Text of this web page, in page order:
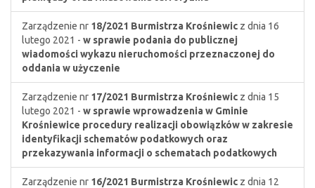
Zarządzenie nr 18/2021 Burmistrza Krośniewic z dnia 16
lutego 2021 - w sprawie podania do publicznej
wiadomości wykazu nieruchomości przeznaczonej do
oddania w użyczenie
Zarządzenie nr 17/2021 Burmistrza Krośniewic z dnia 15
lutego 2021 - w sprawie wprowadzenia w Gminie
Krośniewice procedury realizacji obowiązków w zakresie
identyfikacji schematów podatkowych oraz
przekazywania informacji o schematach podatkowych
Zarządzenie nr 16/2021 Burmistrza Krośniewic z dnia 12